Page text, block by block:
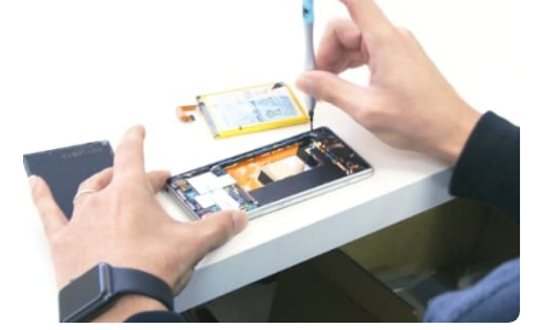
スマホスピタル秋葉原
店舗ページへ 店舗に電話
店頭修理店
スマホスピタル by デジホ 姫路キャスパ
店舗ページへ 店舗に電話
店頭修理店